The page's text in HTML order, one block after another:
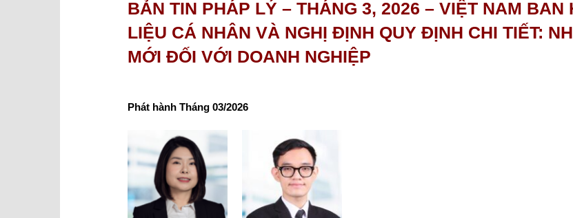
BẢN TIN PHÁP LÝ – THÁNG 3, 2026 – VIỆT NAM
LIỆU CÁ NHÂN VÀ NGHỊ ĐỊNH QUY ĐỊNH CHI TIẾT:
MỚI ĐỐI VỚI DOANH NGHIỆP
Phát hành Tháng 03/2026